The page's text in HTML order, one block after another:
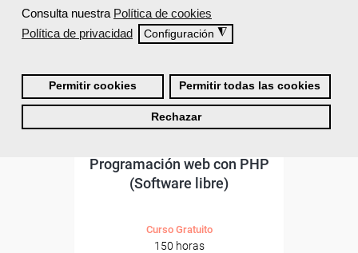
Consulta nuestra Política de cookies
Política de privacidad
Configuración ◮
Permitir cookies Permitir todas las cookies
Rechazar
Cursos Femxa
Programación web con PHP
(Software libre)
Curso Gratuito
150 horas